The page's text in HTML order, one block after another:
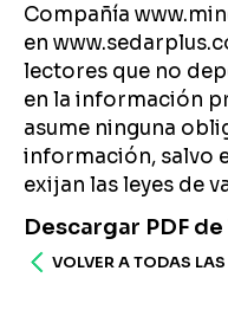
Compañía
en
lectores que no
en la información
asume ninguna
información, salvo
exijan las leyes de
Descargar PDF
VOLVER A TODAS